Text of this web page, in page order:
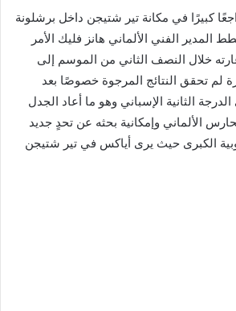
كبيرًا في مكانة تير شتيجن داخل برشلونة
المدير الفني الألماني هانز فليك الأمر
خلال النصف الثاني من الموسم إلى
لم تحقق النتائج المرجوة خصوصًا بعد
الثانية الإسباني وهو ما أعاد الجدل
الألماني وإمكانية بحثه عن تحدٍ جديد
الكبرى حيث يرى أياكس في تير شتيجن